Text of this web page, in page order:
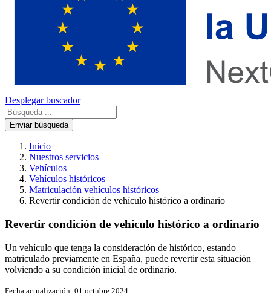
Desplegar buscador
Enviar búsqueda
Inicio
Nuestros servicios
Vehículos
Vehículos históricos
Matriculación vehículos históricos
Revertir condición de vehículo histórico a ordinario
Revertir condición de vehículo histórico a ordinario
Un vehículo que tenga la consideración de histórico, estando
matriculado previamente en España, puede revertir esta situación
volviendo a su condición inicial de ordinario.
Fecha actualización: 01 octubre 2024